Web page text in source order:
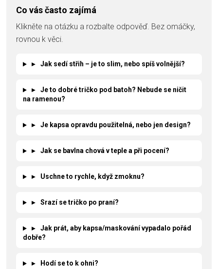
Co vás často zajímá
Klikněte na otázku a rozbalte odpověď. Bez omáčky,
rovnou k věci.
▸ Jak sedí střih – je to slim, nebo spíš volnější?
▸
Je to dobré tričko pod batoh? Nebude se ničit
na ramenou?
▸ Je kapsa opravdu použitelná, nebo jen design?
▸ Jak se bavlna chová v teple a při pocení?
▸ Uschne to rychle, když zmoknu?
▸ Srazí se tričko po praní?
▸
Jak prát, aby kapsa/maskování vypadalo pořád
dobře?
▸ Hodí se to k ohni?